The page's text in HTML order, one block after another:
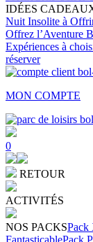
IDÉES
Nuit Insolite à
Offrez l’Aventure
Expériences à
réserver
MON COMPTE
0
RETOUR
ACTIVITÉS
NOS PACKSPack
FantasticablePack